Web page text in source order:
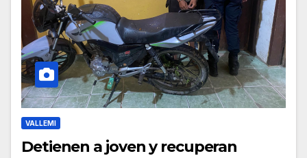
VALLEMI
Detienen a joven y recuperan